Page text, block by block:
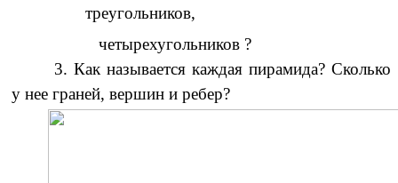
треугольников,
четырехугольников ?
3. Как называется каждая пирамида? Сколько
у нее граней, вершин и ребер?